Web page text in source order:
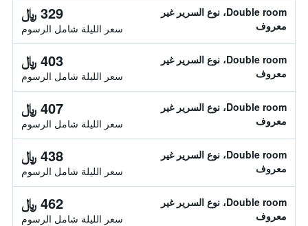
Double room، نوع السرير غير
معروف
329 ﷼
سعر الليلة شامل الرسوم
Double room، نوع السرير غير
معروف
403 ﷼
سعر الليلة شامل الرسوم
Double room، نوع السرير غير
معروف
407 ﷼
سعر الليلة شامل الرسوم
Double room، نوع السرير غير
معروف
438 ﷼
سعر الليلة شامل الرسوم
Double room، نوع السرير غير
معروف
462 ﷼
سعر الليلة شامل الرسوم